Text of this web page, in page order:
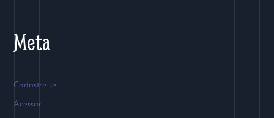
Meta
Cadastre-se
Acessar